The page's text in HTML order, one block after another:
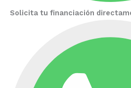
Solicita tu financiación